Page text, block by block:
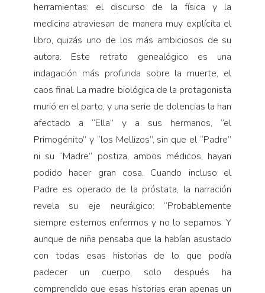
herramientas: el discurso de la física y la
medicina atraviesan de manera muy explícita el
libro, quizás uno de los más ambiciosos de su
autora. Este retrato genealógico es una
indagación más profunda sobre la muerte, el
caos final. La madre biológica de la protagonista
murió en el parto, y una serie de dolencias la han
afectado a “Ella” y a sus hermanos, “el
Primogénito” y “los Mellizos”, sin que el “Padre”
ni su “Madre” postiza, ambos médicos, hayan
podido hacer gran cosa. Cuando incluso el
Padre es operado de la próstata, la narración
revela su eje neurálgico: “Probablemente
siempre estemos enfermos y no lo sepamos. Y
aunque de niña pensaba que la habían asustado
con todas esas historias de lo que podía
padecer un cuerpo, solo después ha
comprendido que esas historias eran apenas un